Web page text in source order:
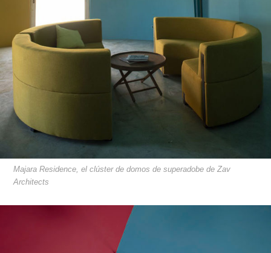
Majara Residence, el clúster de domos de superadobe de Zav
Architects